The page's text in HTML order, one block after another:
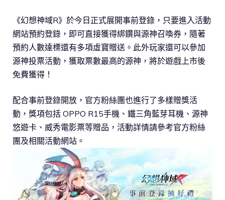
《幻想神域R》於今日正式展開事前登錄，只要進入活動
網站預約登錄，即可直接獲得綁鑽與源神召喚券，隨著
預約人數達標還有多項虛寶贈送。此外玩家還可以參加
源神投票活動，獲取票數最高的源神，將於遊戲上市後
免費獲得！
配合事前登錄開放，官方粉絲團也進行了多樣贈獎活
動，獎項包括 OPPO R15手機、鐵三角藍芽耳機、源神
悠遊卡、威秀電影票等贈品，活動詳情請參考官方粉絲
團及相關活動網站。